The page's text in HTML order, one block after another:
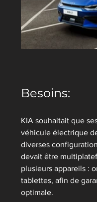
Besoins:
KIA souhaitait que
véhicule électrique
diverses
devait être
plusieurs appareils :
tablettes, afin de
optimale.